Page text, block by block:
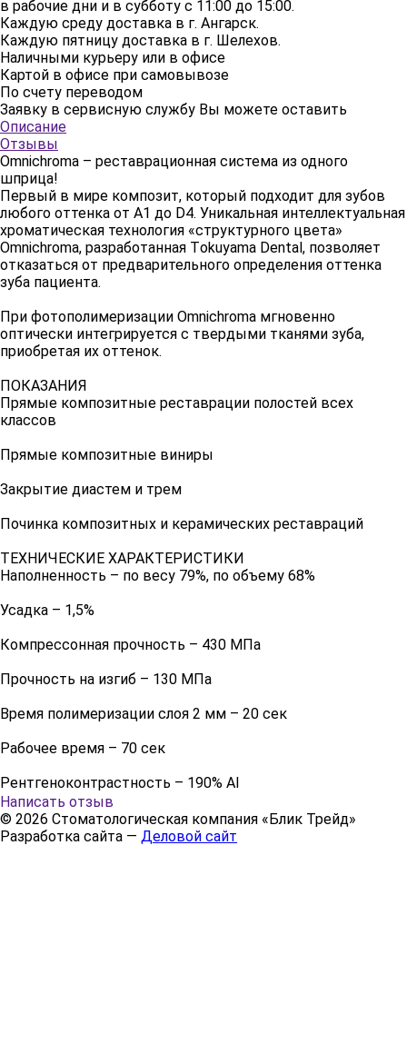
в рабочие дни и в субботу с 11:00 до 15:00.
Каждую среду доставка в г. Ангарск.
Каждую пятницу доставка в г. Шелехов.
Наличными курьеру или в офисе
Картой в офисе при самовывозе
По счету переводом
Заявку в сервисную службу Вы можете оставить
Описание
Отзывы
Omnichroma – реставрационная система из одного
шприца!
Первый в мире композит, который подходит для зубов
любого оттенка от А1 до D4. Уникальная интеллектуальная
хроматическая технология «структурного цвета»
Omnichroma, разработанная Тokuyama Dental, позволяет
отказаться от предварительного определения оттенка
зуба пациента.
При фотополимеризации Omnichroma мгновенно
оптически интегрируется с твердыми тканями зуба,
приобретая их оттенок.
ПОКАЗАНИЯ
Прямые композитные реставрации полостей всех
классов
Прямые композитные виниры
Закрытие диастем и трем
Починка композитных и керамических реставраций
ТЕХНИЧЕСКИЕ ХАРАКТЕРИСТИКИ
Наполненность – по весу 79%, по объему 68%
Усадка – 1,5%
Компрессонная прочность – 430 МПа
Прочность на изгиб – 130 МПа
Время полимеризации слоя 2 мм – 20 сек
Рабочее время – 70 сек
Рентгеноконтрастность – 190% Аl
Написать отзыв
© 2026 Стоматологическая компания «Блик Трейд»
Разработка сайта — Деловой сайт